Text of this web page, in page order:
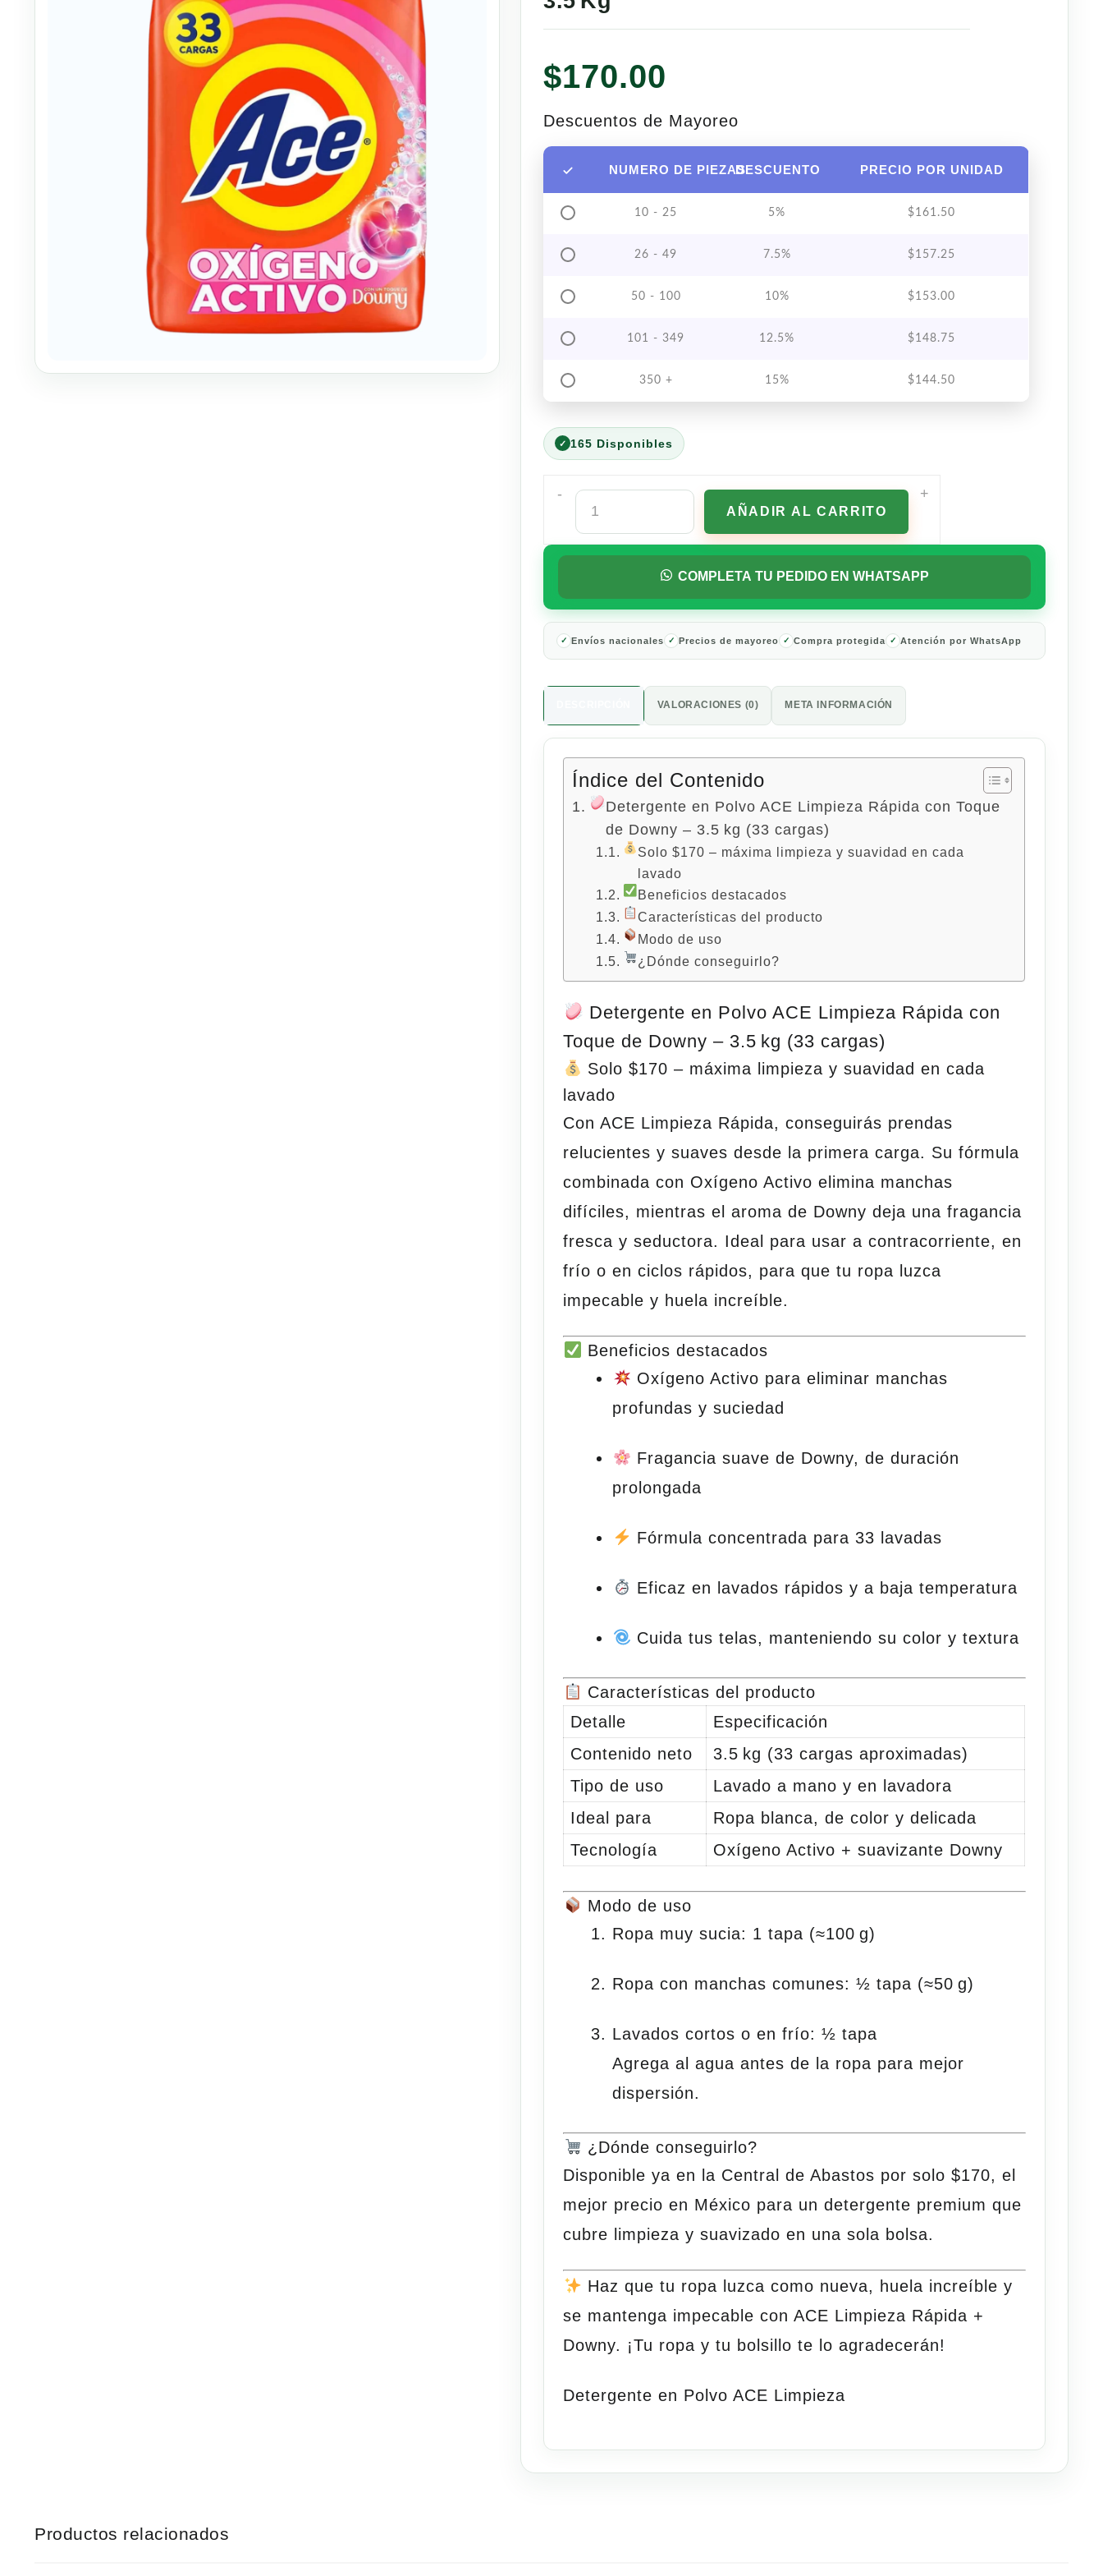
$170.00
Descuentos de Mayoreo
NUMERO DE PIEZASDESCUENTO PRECIO POR UNIDAD
10 - 25 5% $161.50
26 - 49 7.5% $157.25
50 - 100 10% $153.00
101 - 349 12.5% $148.75
350 + 15% $144.50
165 Disponibles
-
Detergente
en
Polvo
ACE
con
Toque
de
Downy
cantidad
AÑADIR AL CARRITO
+
COMPLETA TU PEDIDO EN WHATSAPP
Envíos nacionales Precios de mayoreo Compra protegida Atención por WhatsApp
VALORACIONES (0) META INFORMACIÓN
Índice del Contenido
Detergente en Polvo ACE Limpieza Rápida con Toque
de Downy – 3.5 kg (33 cargas)
Solo $170 – máxima limpieza y suavidad en cada
lavado
Beneficios destacados
Características del producto
Modo de uso
¿Dónde conseguirlo?
Detergente en Polvo ACE Limpieza Rápida con
Toque de Downy – 3.5 kg (33 cargas)
Solo $170 – máxima limpieza y suavidad en cada
lavado
Con ACE Limpieza Rápida, conseguirás prendas
relucientes y suaves desde la primera carga. Su fórmula
combinada con Oxígeno Activo elimina manchas
difíciles, mientras el aroma de Downy deja una fragancia
fresca y seductora. Ideal para usar a contracorriente, en
frío o en ciclos rápidos, para que tu ropa luzca
impecable y huela increíble.
Beneficios destacados
Oxígeno Activo para eliminar manchas
profundas y suciedad
Fragancia suave de Downy, de duración
prolongada
Fórmula concentrada para 33 lavadas
Eficaz en lavados rápidos y a baja temperatura
Cuida tus telas, manteniendo su color y textura
Características del producto
Detalle
Especificación
Contenido neto
3.5 kg (33 cargas aproximadas)
Tipo de uso
Lavado a mano y en lavadora
Ideal para
Ropa blanca, de color y delicada
Tecnología
Oxígeno Activo + suavizante Downy
Modo de uso
Ropa muy sucia: 1 tapa (≈100 g)
Ropa con manchas comunes: ½ tapa (≈50 g)
Lavados cortos o en frío: ½ tapa
Agrega al agua antes de la ropa para mejor
dispersión.
¿Dónde conseguirlo?
Disponible ya en la Central de Abastos por solo$170, el
mejor precio en México para un detergente premium que
cubre limpieza y suavizado en una sola bolsa.
Haz que tu ropa luzca como nueva, huela increíble y
se mantenga impecable con ACE Limpieza Rápida +
Downy. ¡Tu ropa y tu bolsillo te lo agradecerán!
Detergente en Polvo ACE Limpieza
Productos relacionados